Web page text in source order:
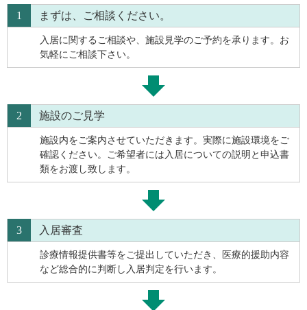
1 まずは、ご相談ください。
入居に関するご相談や、施設見学のご予約を承ります。お
気軽にご相談下さい。
2 施設のご見学
施設内をご案内させていただきます。実際に施設環境をご
確認ください。ご希望者には入居についての説明と申込書
類をお渡し致します。
3 入居審査
診療情報提供書等をご提出していただき、医療的援助内容
など総合的に判断し入居判定を行います。